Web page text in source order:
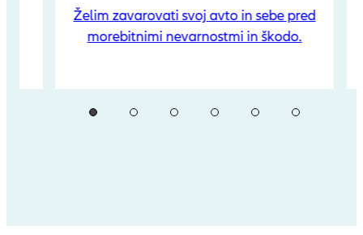
Želim zavarovati svoj avto in sebe pred
morebitnimi nevarnostmi in škodo.